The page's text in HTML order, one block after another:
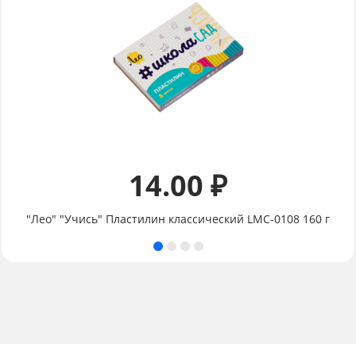
14.00 ₽
"Лео" "Учись" Пластилин классический LMC-0108 160 г